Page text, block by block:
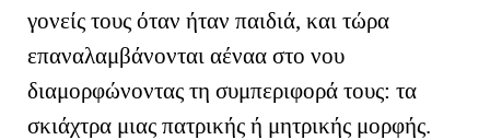
γονείς τους όταν ήταν παιδιά, και τώρα
επαναλαμβάνονται αέναα στο νου
διαμορφώνοντας τη συμπεριφορά τους: τα
σκιάχτρα μιας πατρικής ή μητρικής μορφής.